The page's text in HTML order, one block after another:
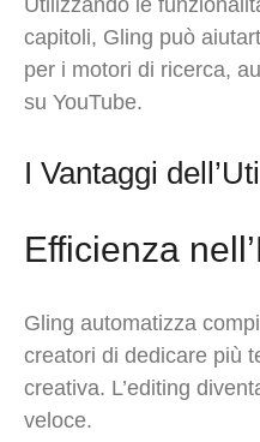
Utilizzando le
capitoli, Gling può
per i motori di ricerca,
su YouTube.
I Vantaggi
Efficienza
Gling automatizza
creatori di dedicare più
creativa. L’editing
veloce.